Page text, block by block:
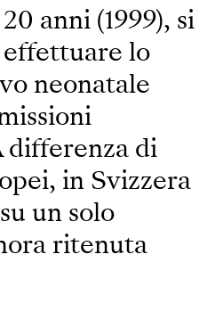
anni (1999), si
lo
neonatale
differenza di
in Svizzera
un solo
ritenuta